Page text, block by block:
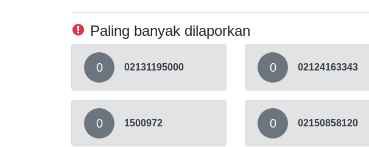
Paling banyak dilaporkan
0 02131195000 0 02124163343
0 1500972 0 02150858120